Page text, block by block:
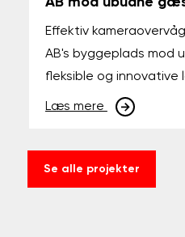
Effektiv
AB's byggeplads mod
fleksible og innovative
Læs mere
Se alle projekter